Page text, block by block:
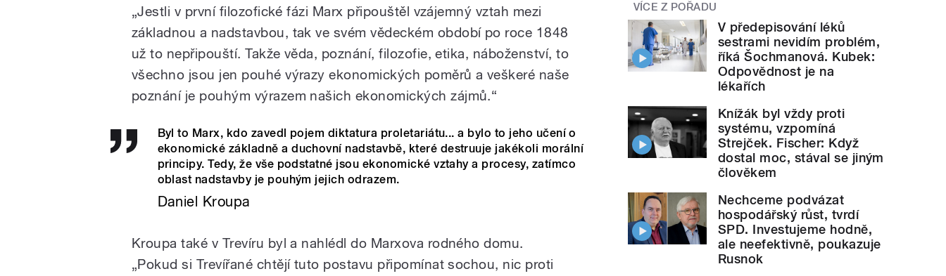
„Jestli v první filozofické fázi Marx připouštěl vzájemný vztah mezi
základnou a nadstavbou, tak ve svém vědeckém období po roce 1848
už to nepřipouští. Takže věda, poznání, filozofie, etika, náboženství, to
všechno jsou jen pouhé výrazy ekonomických poměrů a veškeré naše
poznání je pouhým výrazem našich ekonomických zájmů.“
Byl to Marx, kdo zavedl pojem diktatura proletariátu... a bylo to jeho učení o
ekonomické základně a duchovní nadstavbě, které destruuje jakékoli morální
principy. Tedy, že vše podstatné jsou ekonomické vztahy a procesy, zatímco
oblast nadstavby je pouhým jejich odrazem.
Daniel Kroupa
Kroupa také v Trevíru byl a nahlédl do Marxova rodného domu.
„Pokud si Trevířané chtějí tuto postavu připomínat sochou, nic proti
VÍCE Z POŘADU
V předepisování léků
sestrami nevidím problém,
říká Šochmanová. Kubek:
Odpovědnost je na
lékařích
Knížák byl vždy proti
systému, vzpomíná
Strejček. Fischer: Když
dostal moc, stával se jiným
člověkem
Nechceme podvázat
hospodářský růst, tvrdí
SPD. Investujeme hodně,
ale neefektivně, poukazuje
Rusnok